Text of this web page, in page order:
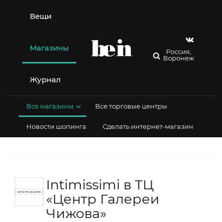
содержимому
Вещи
Магазины
Журнал
Россия,
Воронеж
Все магазины Все торговые центры
Новости шопинга Сделать интернет-магазин
Intimissimi в ТЦ
«Центр Галереи
Чижова»